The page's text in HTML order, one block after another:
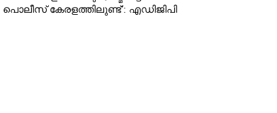
പൊലീസ് കേരളത്തിലുണ്ട്': എഡിജിപി
പരാതി നൽകി അൻസിബ